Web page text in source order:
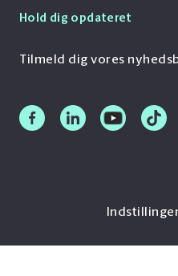
Hold dig opdateret
Tilmeld dig vores